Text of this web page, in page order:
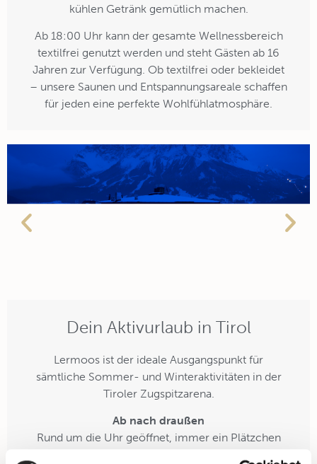
kühlen Getränk gemütlich machen.
Ab 18:00 Uhr kann der gesamte Wellnessbereich
textilfrei genutzt werden und steht Gästen ab 16
Jahren zur Verfügung. Ob textilfrei oder bekleidet
– unsere Saunen und Entspannungsareale schaffen
für jeden eine perfekte Wohlfühlatmosphäre.
Dein Aktivurlaub in Tirol
Lermoos ist der ideale Ausgangspunkt für
sämtliche Sommer- und Winteraktivitäten in der
Tiroler Zugspitzarena.
Ab nach draußen
Rund um die Uhr geöffnet, immer ein Plätzchen
Ski in and